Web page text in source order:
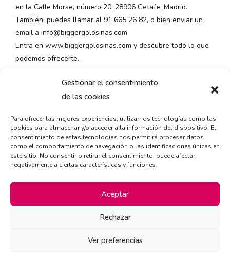
Gestionar el consentimiento
de las cookies
Para ofrecer las mejores experiencias, utilizamos tecnologías como las
cookies para almacenar y/o acceder a la información del dispositivo. El
consentimiento de estas tecnologías nos permitirá procesar datos
como el comportamiento de navegación o las identificaciones únicas en
este sitio. No consentir o retirar el consentimiento, puede afectar
negativamente a ciertas características y funciones.
Aceptar
Rechazar
Ver preferencias
en la Calle Morse, número 20, 28906 Getafe, Madrid.
También, puedes llamar al 91 665 26 82, o bien enviar un
email a info@biggergolosinas.com
Entra en www.biggergolosinas.com y descubre todo lo que
podemos ofrecerte.